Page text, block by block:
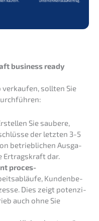
business ready
verkau­fen, sollten Sie
Sie saube­re,
der letzten 3-5
betrieb­li­chen Ausga­
Ertrags­kraft dar.
proces­
Kunden­be­
Dies zeigt poten­zi­
auch ohne Sie